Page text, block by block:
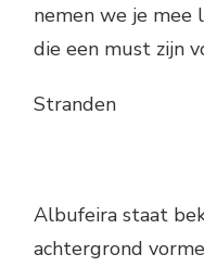
nemen we je mee
die een must zijn
Stranden
Albufeira staat
achtergrond